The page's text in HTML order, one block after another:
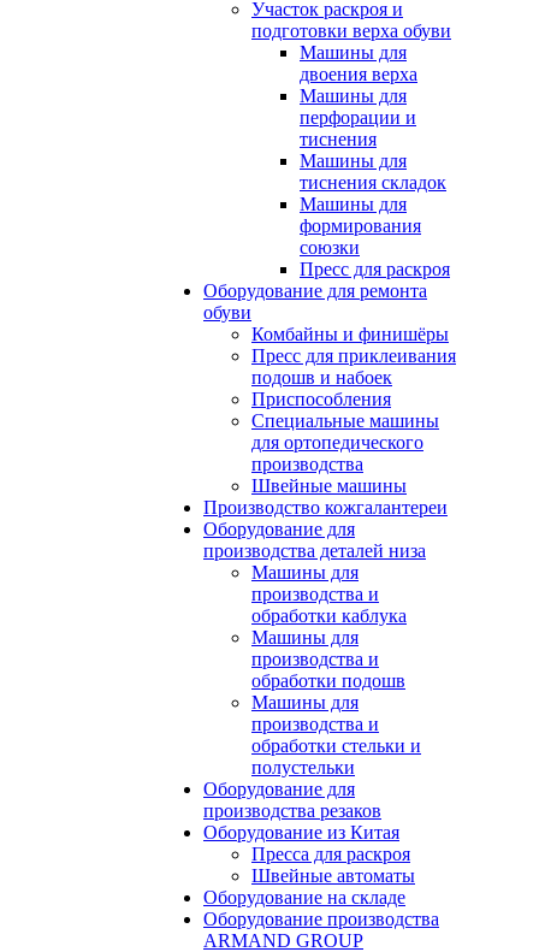
Участок раскроя и
подготовки верха обуви
Машины для
двоения верха
Машины для
перфорации и
тиснения
Машины для
тиснения складок
Машины для
формирования
союзки
Пресс для раскроя
Оборудование для ремонта
обуви
Комбайны и финишёры
Пресс для приклеивания
подошв и набоек
Приспособления
Специальные машины
для ортопедического
производства
Швейные машины
Производство кожгалантереи
Оборудование для
производства деталей низа
Машины для
производства и
обработки каблука
Машины для
производства и
обработки подошв
Машины для
производства и
обработки стельки и
полустельки
Оборудование для
производства резаков
Оборудование из Китая
Пресса для раскроя
Швейные автоматы
Оборудование на складе
Оборудование производства
ARMAND GROUP